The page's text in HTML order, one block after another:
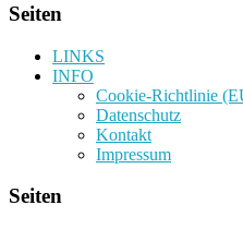
Seiten
LINKS
INFO
Cookie-Richtlinie
Datenschutz
Kontakt
Impressum
Seiten